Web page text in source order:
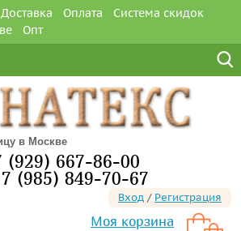
Доставка Оплата
Система скидок
Опт
в Москве
(929) 667-86-00
(985) 849-70-67
Вход / Регистрация
Моя корзина